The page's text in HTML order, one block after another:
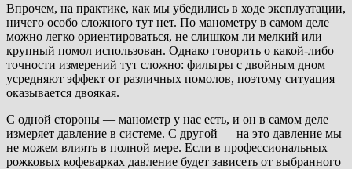
Впрочем, на практике, как мы убедились в ходе эксплуатации,
ничего особо сложного тут нет. По манометру в самом деле
можно легко ориентироваться, не слишком ли мелкий или
крупный помол использован. Однако говорить о какой-либо
точности измерений тут сложно: фильтры с двойным дном
усредняют эффект от различных помолов, поэтому ситуация
оказывается двоякая.
С одной стороны — манометр у нас есть, и он в самом деле
измеряет давление в системе. С другой — на это давление мы
не можем влиять в полной мере. Если в профессиональных
рожковых кофеварках давление будет зависеть от выбранного